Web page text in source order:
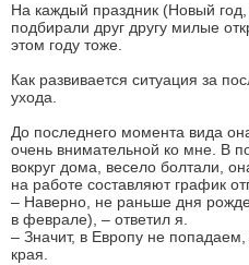
На каждый праздник (Новый
подбирали друг другу милые
этом году тоже.
Как развивается ситуация за
ухода.
До последнего момента вида
очень внимательной ко мне. В
вокруг дома, весело болтали,
на работе составляют график
– Наверно, не раньше дня
в феврале), – ответил я.
– Значит, в Европу не
края.